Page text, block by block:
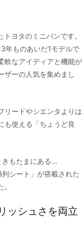
ヨタのミニバンです。
年ものあいだ1モデルで
軟なアイディアと機能が
ザーの人気を集めまし
リードやシエンタよりは
も使える「ちょうど良
きもたまにある…
シート」が搭載された
ッシュさを両立